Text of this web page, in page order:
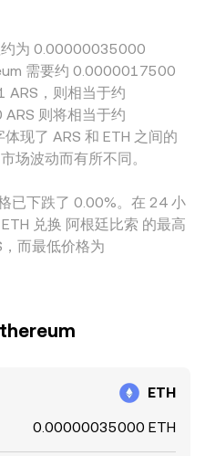
影响。技术层面上，衍生
期与仓位重定价、链上与场外
市商库存与对冲行为，都会
或 USD 报价的 ETH 波动
会更敏感。
为 price = y/x；当以 ARS 代
例的变化会即时反映在
一平台由本地订单簿撮合
与套利收敛到更稳定的参考水
结算速度差异，都会影响在
际成本，因而产生地区性价
ETH，而是通过 ARS/USDT
生成报价；当 USDT 对本地
USDT 基差）时，这种偏差
conversion rate。套利者会在
于上游入金、合规审查、链
与限额等摩擦，套利难以完
约为 0.00000035000
需要约 0.0000017500
ARS，则相当于约
则将相当于约
现了 ARS 和 ETH 之间的
场波动而有所不同。
已下跌了 0.00%。在 24 小
兑换 阿根廷比索 的最高
而最低价格为
ETH
0.00000035000 ETH